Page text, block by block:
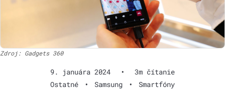
Zdroj: Gadgets 360
9. januára 2024 •
3m čítanie
Ostatné
• Samsung • Smartfóny